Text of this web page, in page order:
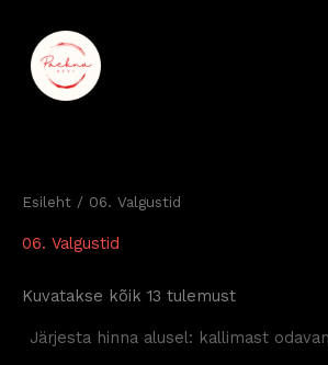
content
Esileht / 06. Valgustid
06. Valgustid
Kuvatakse kõik 13 tulemust